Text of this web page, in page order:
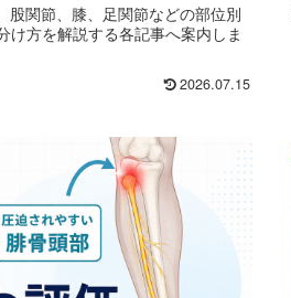
関節、膝、足関節などの部位別
方を解説する各記事へ案内しま
2026.07.15